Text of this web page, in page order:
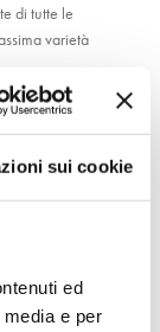
sui cookie
ed
e per
di tutte le
varietà